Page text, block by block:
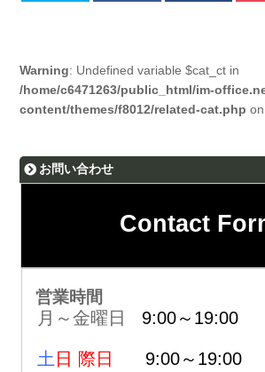
Warning: Undefined variable $cat_ct in
/home/c6471263/public_html/im-
content/themes/f8012/related-cat.php
お問い合わせ
Contact
営業時間
月～金曜日 9:00～19:00
土 日 際日 9:00～19:00